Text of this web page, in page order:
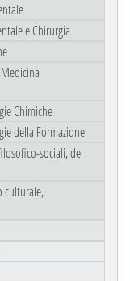
e Chirurgia
Chimiche
della Formazione
sociali, dei
culturale,